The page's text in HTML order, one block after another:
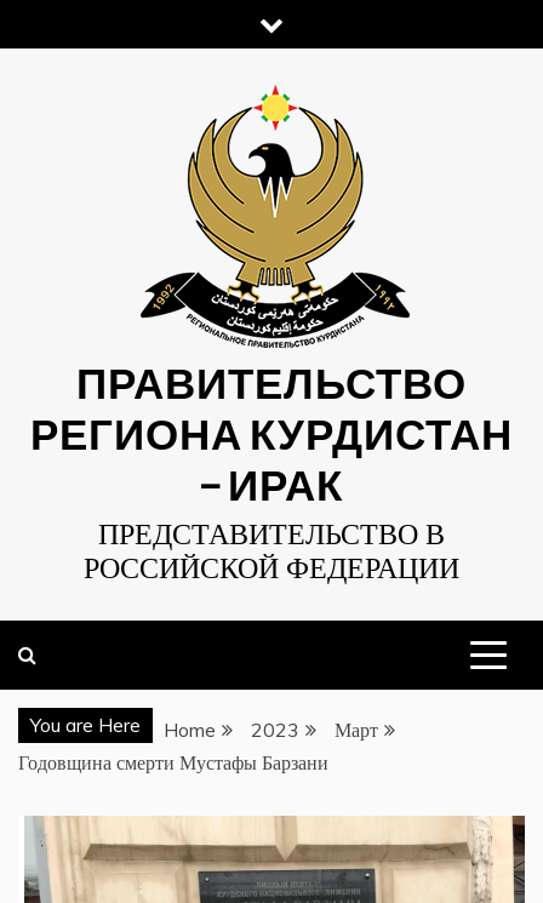
to
ПРАВИТЕЛЬСТВО
РЕГИОНА КУРДИСТАН
— ИРАК
ПРЕДСТАВИТЕЛЬСТВО В
РОССИЙСКОЙ ФЕДЕРАЦИИ
You are Here Home 2023
Март
Годовщина смерти Мустафы Барзани